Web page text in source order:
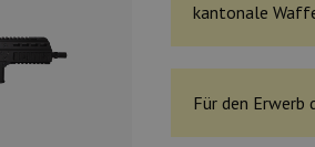
kantonale
Für den Erwerb